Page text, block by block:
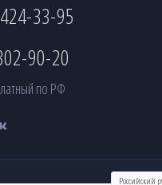
33-95
90-20
по РФ